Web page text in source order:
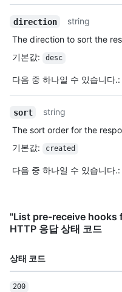
direction
string
The direction to sort the
기본값: desc
다음 중 하나일 수 있습니다.:
sort
string
The sort order for the
기본값: created
다음 중 하나일 수 있습니다.:
"List pre-receive hooks
HTTP 응답 상태 코드
상태 코드
200